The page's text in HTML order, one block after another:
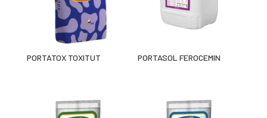
PORTATOX TOXITUT PORTASOL FEROCEMIN